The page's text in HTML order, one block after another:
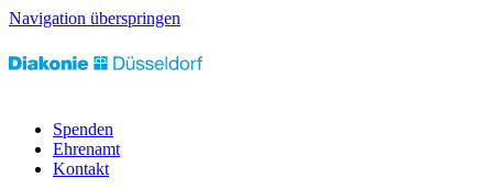
Navigation überspringen
Spenden
Ehrenamt
Kontakt